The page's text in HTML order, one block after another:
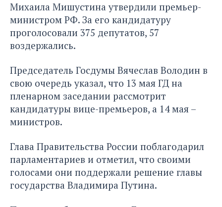
Михаила Мишустина утвердили премьер-
министром РФ. За его кандидатуру
проголосовали 375 депутатов, 57
воздержались.
Председатель Госдумы Вячеслав Володин в
свою очередь указал, что 13 мая ГД на
пленарном заседании рассмотрит
кандидатуры вице-премьеров, а 14 мая –
министров.
Глава Правительства России поблагодарил
парламентариев и отметил, что своими
голосами они поддержали решение главы
государства Владимира Путина.